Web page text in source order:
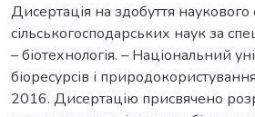
Дисертація на здобуття наукового
сільськогосподарських наук за
– біотехнологія. – Національний
біоресурсів і
2016. Дисертацію присвячено